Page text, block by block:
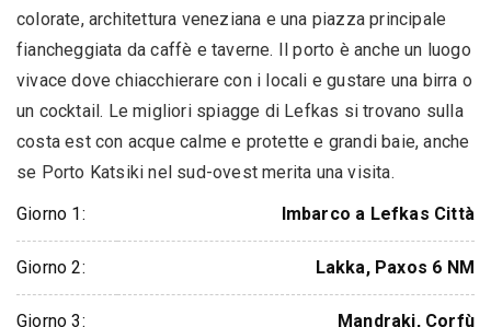
colorate, architettura veneziana e una piazza principale
fiancheggiata da caffè e taverne. Il porto è anche un luogo
vivace dove chiacchierare con i locali e gustare una birra o
un cocktail. Le migliori spiagge di Lefkas si trovano sulla
costa est con acque calme e protette e grandi baie, anche
se Porto Katsiki nel sud-ovest merita una visita.
Giorno 1:
Imbarco a Lefkas Città
Giorno 2: Lakka, Paxos 6 NM
Giorno 3: Mandraki, Corfù